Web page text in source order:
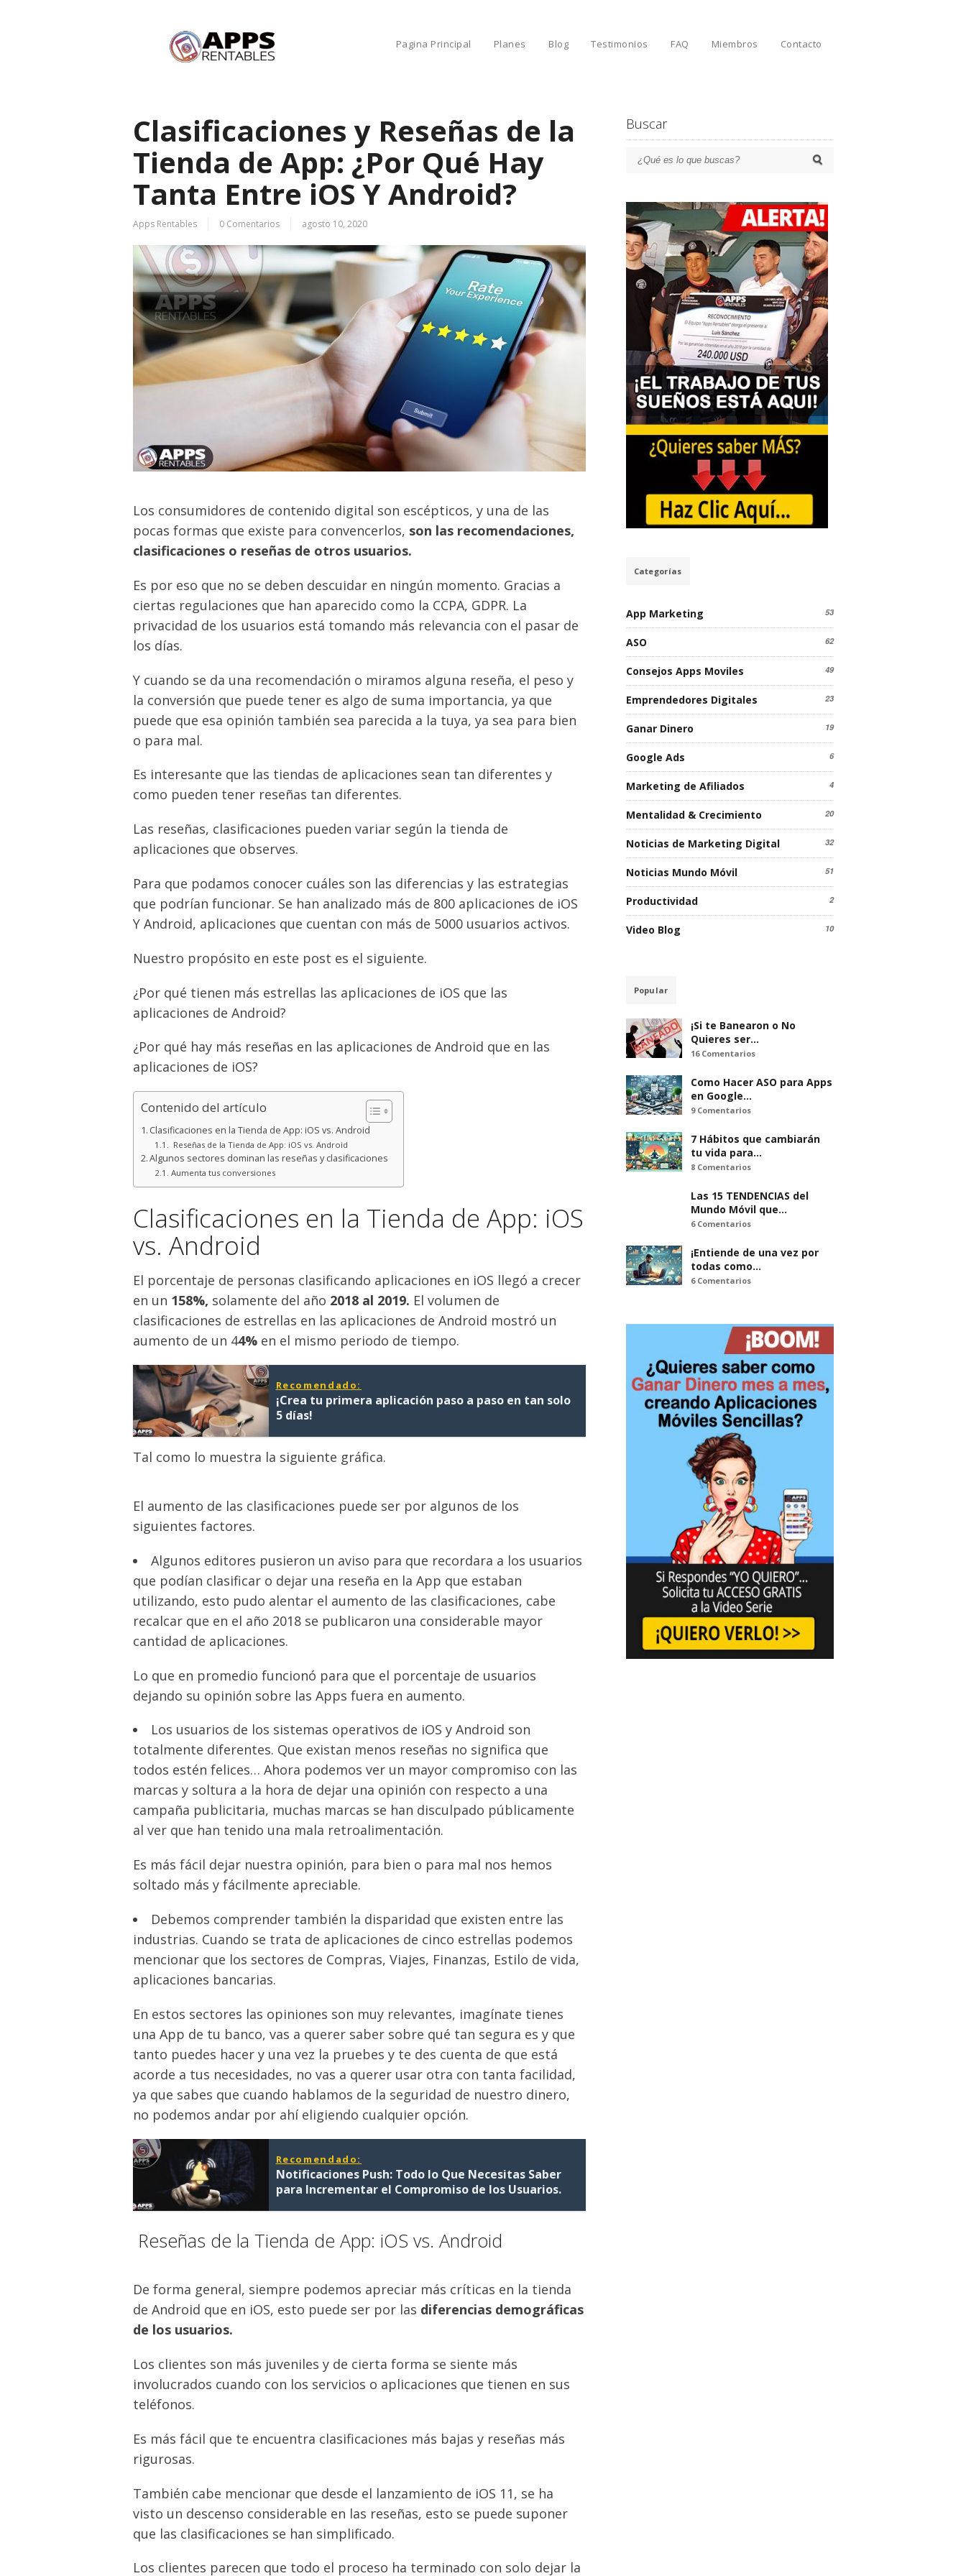
Pagina Principal Planes Blog Testimonios FAQ Miembros Contacto
Clasificaciones y Reseñas de la
Tienda de App: ¿Por Qué Hay
Tanta Entre iOS Y Android?
Apps Rentables 0 Comentarios agosto 10, 2020
Los consumidores de contenido digital son escépticos, y una de las
pocas formas que existe para convencerlos, son las recomendaciones,
clasificaciones o reseñas de otros usuarios.
Es por eso que no se deben descuidar en ningún momento. Gracias a
ciertas regulaciones que han aparecido como la CCPA, GDPR. La
privacidad de los usuarios está tomando más relevancia con el pasar de
los días.
Y cuando se da una recomendación o miramos alguna reseña, el peso y
la conversión que puede tener es algo de suma importancia, ya que
puede que esa opinión también sea parecida a la tuya, ya sea para bien
o para mal.
Es interesante que las tiendas de aplicaciones sean tan diferentes y
como pueden tener reseñas tan diferentes.
Las reseñas, clasificaciones pueden variar según la tienda de
aplicaciones que observes.
Para que podamos conocer cuáles son las diferencias y las estrategias
que podrían funcionar. Se han analizado más de 800 aplicaciones de iOS
Y Android, aplicaciones que cuentan con más de 5000 usuarios activos.
Nuestro propósito en este post es el siguiente.
¿Por qué tienen más estrellas las aplicaciones de iOS que las
aplicaciones de Android?
¿Por qué hay más reseñas en las aplicaciones de Android que en las
aplicaciones de iOS?
Contenido del artículo
Clasificaciones en la Tienda de App: iOS vs. Android
Reseñas de la Tienda de App: iOS vs. Android
Algunos sectores dominan las reseñas y clasificaciones
Aumenta tus conversiones
Clasificaciones en la Tienda de App: iOS
vs. Android
El porcentaje de personas clasificando aplicaciones en iOS llegó a crecer
en un 158%, solamente del año 2018 al 2019. El volumen de
clasificaciones de estrellas en las aplicaciones de Android mostró un
aumento de un 44%en el mismo periodo de tiempo.
Recomendado:
¡Crea tu primera aplicación paso a paso en tan solo
5 días!
Tal como lo muestra la siguiente gráfica.
El aumento de las clasificaciones puede ser por algunos de los
siguientes factores.
Algunos editores pusieron un aviso para que recordara a los usuarios
que podían clasificar o dejar una reseña en la App que estaban
utilizando, esto pudo alentar el aumento de las clasificaciones, cabe
recalcar que en el año 2018 se publicaron una considerable mayor
cantidad de aplicaciones.
Lo que en promedio funcionó para que el porcentaje de usuarios
dejando su opinión sobre las Apps fuera en aumento.
Los usuarios de los sistemas operativos de iOS y Android son
totalmente diferentes. Que existan menos reseñas no significa que
todos estén felices… Ahora podemos ver un mayor compromiso con las
marcas y soltura a la hora de dejar una opinión con respecto a una
campaña publicitaria, muchas marcas se han disculpado públicamente
al ver que han tenido una mala retroalimentación.
Es más fácil dejar nuestra opinión, para bien o para mal nos hemos
soltado más y fácilmente apreciable.
Debemos comprender también la disparidad que existen entre las
industrias. Cuando se trata de aplicaciones de cinco estrellas podemos
mencionar que los sectores de Compras, Viajes, Finanzas, Estilo de vida,
aplicaciones bancarias.
En estos sectores las opiniones son muy relevantes, imagínate tienes
una App de tu banco, vas a querer saber sobre qué tan segura es y que
tanto puedes hacer y una vez la pruebes y te des cuenta de que está
acorde a tus necesidades, no vas a querer usar otra con tanta facilidad,
ya que sabes que cuando hablamos de la seguridad de nuestro dinero,
no podemos andar por ahí eligiendo cualquier opción.
Recomendado:
Notificaciones Push: Todo lo Que Necesitas Saber
para Incrementar el Compromiso de los Usuarios.
Reseñas de la Tienda de App: iOS vs. Android
De forma general, siempre podemos apreciar más críticas en la tienda
de Android que en iOS, esto puede ser por las diferencias demográficas
de los usuarios.
Los clientes son más juveniles y de cierta forma se siente más
involucrados cuando con los servicios o aplicaciones que tienen en sus
teléfonos.
Es más fácil que te encuentra clasificaciones más bajas y reseñas más
rigurosas.
También cabe mencionar que desde el lanzamiento de iOS 11, se ha
visto un descenso considerable en las reseñas, esto se puede suponer
que las clasificaciones se han simplificado.
Los clientes parecen que todo el proceso ha terminado con solo dejar la
Buscar
Categorías
App Marketing 53
ASO 62
Consejos Apps Moviles 49
Emprendedores Digitales 23
Ganar Dinero 19
Google Ads 6
Marketing de Afiliados 4
Mentalidad & Crecimiento 20
Noticias de Marketing Digital 32
Noticias Mundo Móvil 51
Productividad 2
Video Blog 10
Popular
¡Si te Banearon o No
Quieres ser…
16 Comentarios
Como Hacer ASO para Apps
en Google…
9 Comentarios
7 Hábitos que cambiarán
tu vida para…
8 Comentarios
Las 15 TENDENCIAS del
Mundo Móvil que…
6 Comentarios
¡Entiende de una vez por
todas como…
6 Comentarios